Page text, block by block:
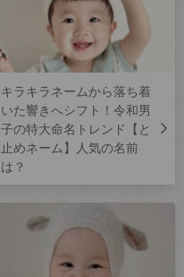
キラキラネームから落ち着
いた響きへシフト！令和男
子の特大命名トレンド【と
止めネーム】人気の名前
は？